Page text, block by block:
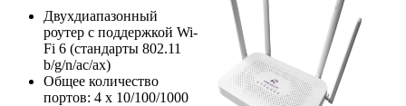
Двухдиапазонный
роутер с поддержкой Wi-
Fi 6 (стандарты 802.11
b/g/n/ac/ax)
Общее количество
портов: 4 х 10/100/1000